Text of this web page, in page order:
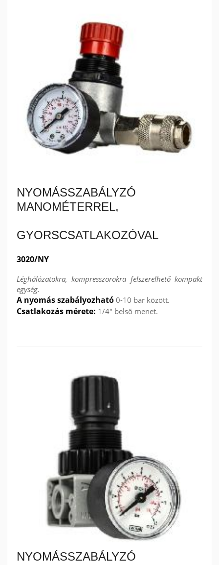
NYOMÁSSZABÁLYZÓ
MANOMÉTERREL,
GYORSCSATLAKOZÓVAL
3020/NY
Léghálózatokra, kompresszorokra felszerelhető kompakt
egység.
A nyomás szabályozható 0-10 bar között.
Csatlakozás mérete: 1/4" belső menet.
NYOMÁSSZABÁLYZÓ